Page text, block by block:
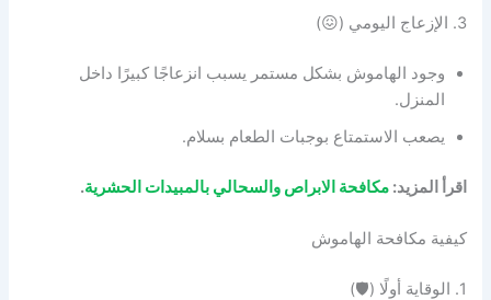
3. الإزعاج اليومي (😖)
وجود الهاموش بشكل مستمر يسبب انزعاجًا كبيرًا داخل
المنزل.
يصعب الاستمتاع بوجبات الطعام بسلام.
اقرأ المزيد:مكافحة الابراص والسحالي بالمبيدات الحشرية.
كيفية مكافحة الهاموش
1. الوقاية أولًا (🛡️)